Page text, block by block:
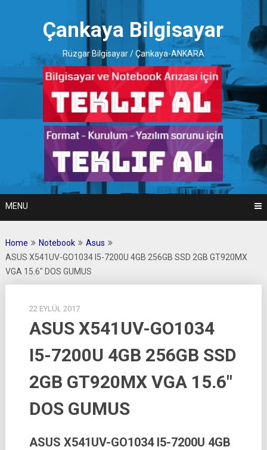
Çankaya Bilgisayar
Rüzgar Bilgisayar / Çankaya-ANKARA
MENU
Home Notebook
Asus
ASUS X541UV-GO1034 I5-7200U 4GB 256GB SSD 2GB GT920MX
VGA 15.6″ DOS GUMUS
22 EYLÜL 2017
ASUS X541UV-GO1034
I5-7200U 4GB 256GB SSD
2GB GT920MX VGA 15.6″
DOS GUMUS
ASUS X541UV-GO1034 I5-7200U 4GB